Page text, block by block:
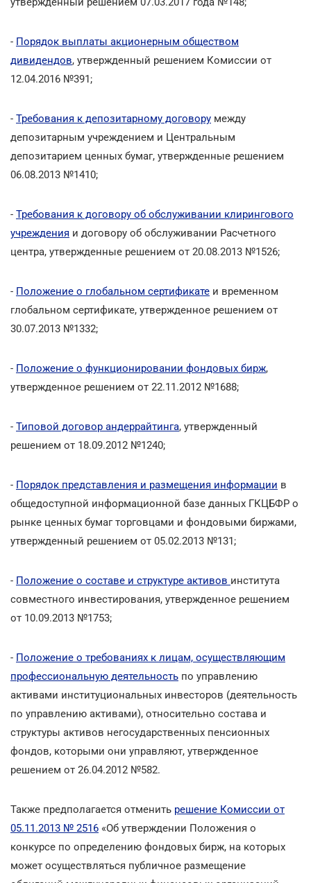
- Порядок выплаты акционерным обществом
дивидендов, утвержденный решением Комиссии от
12.04.2016 №391;
- Требования к депозитарному договору между
депозитарным учреждением и Центральным
депозитарием ценных бумаг, утвержденные решением
06.08.2013 №1410;
- Требования к договору об обслуживании клирингового
учреждения и договору об обслуживании Расчетного
центра, утвержденные решением от 20.08.2013 №1526;
- Положение о глобальном сертификате и временном
глобальном сертификате, утвержденное решением от
30.07.2013 №1332;
- Положение о функционировании фондовых бирж,
утвержденное решением от 22.11.2012 №1688;
- Типовой договор андеррайтинга, утвержденный
решением от 18.09.2012 №1240;
- Порядок представления и размещения информации в
общедоступной информационной базе данных ГКЦБФР о
рынке ценных бумаг торговцами и фондовыми биржами,
утвержденный решением от 05.02.2013 №131;
- Положение о составе и структуре активов института
совместного инвестирования, утвержденное решением
от 10.09.2013 №1753;
- Положение о требованиях к лицам, осуществляющим
профессиональную деятельность по управлению
активами институциональных инвесторов (деятельность
по управлению активами), относительно состава и
структуры активов негосударственных пенсионных
фондов, которыми они управляют, утвержденное
решением от 26.04.2012 №582.
Также предполагается отменить решение Комиссии от
05.11.2013 № 2516 «Об утверждении Положения о
конкурсе по определению фондовых бирж, на которых
может осуществляться публичное размещение